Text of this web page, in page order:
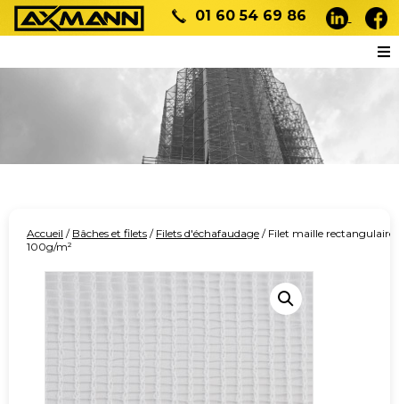
01 60 54 69 86
Accueil / Bâches et filets / Filets d'échafaudage / Filet maille rectangulaire
100g/m²